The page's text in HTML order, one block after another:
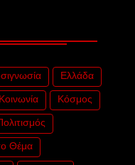
Ελλάδα
Κοινωνία Κόσμος
Πολιτισμός
Θέμα